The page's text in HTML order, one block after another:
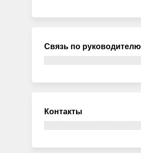
Связь по руководителю
Контакты